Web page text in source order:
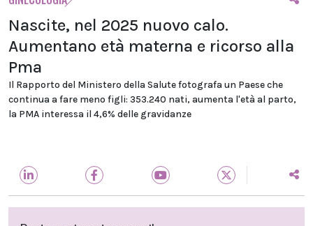
Nascite, nel 2025 nuovo calo.
Aumentano età materna e ricorso alla
Pma
Il Rapporto del Ministero della Salute fotografa un Paese che
continua a fare meno figli: 353.240 nati, aumenta l'età al parto,
la PMA interessa il 4,6% delle gravidanze